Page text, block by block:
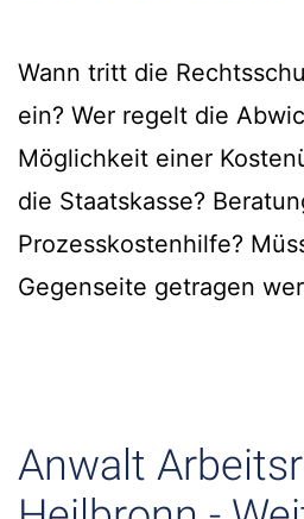
Wann tritt die
ein? Wer regelt die
Möglichkeit einer
die Staatskasse?
Prozesskostenhilfe?
Gegenseite getragen
Anwalt